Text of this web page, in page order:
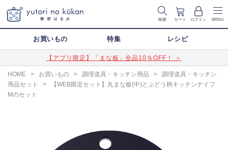
検索 カート ログイン MENU
お買いもの 特集 レシピ
【アプリ限定】「まな板」全品10％OFF！ ＞
HOME > お買いもの > 調理道具・キッチン用品 >
調理道具・キッチン
用品セット
>
【WEB限定セット】丸まな板(中)とぶどう柄キッチンナイフ
Mのセット